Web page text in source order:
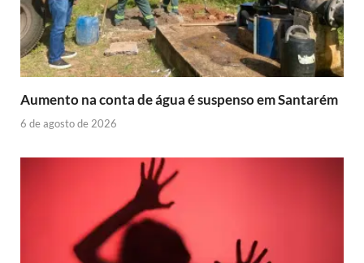
Aumento na conta de água é suspenso em Santarém
6 de agosto de 2026